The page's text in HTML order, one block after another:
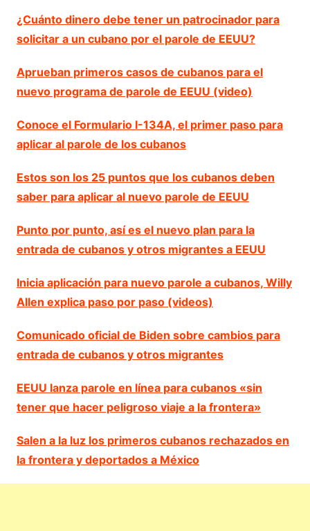
¿Cuánto dinero debe tener un patrocinador para
solicitar a un cubano por el parole de EEUU?
Aprueban primeros casos de cubanos para el
nuevo programa de parole de EEUU (video)
Conoce el Formulario I-134A, el primer paso para
aplicar al parole de los cubanos
Estos son los 25 puntos que los cubanos deben
saber para aplicar al nuevo parole de EEUU
Punto por punto, así es el nuevo plan para la
entrada de cubanos y otros migrantes a EEUU
Inicia aplicación para nuevo parole a cubanos, Willy
Allen explica paso por paso (videos)
Comunicado oficial de Biden sobre cambios para
entrada de cubanos y otros migrantes
EEUU lanza parole en línea para cubanos «sin
tener que hacer peligroso viaje a la frontera»
Salen a la luz los primeros cubanos rechazados en
la frontera y deportados a México